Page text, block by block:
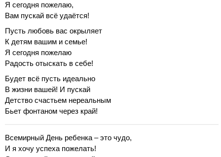
Я сегодня пожелаю,
Вам пускай всё удаётся!
Пусть любовь вас окрыляет
К детям вашим и семье!
Я сегодня пожелаю
Радость отыскать в себе!
Будет всё пусть идеально
В жизни вашей! И пускай
Детство счастьем нереальным
Бьет фонтаном через край!
Всемирный День ребенка – это чудо,
И я хочу успеха пожелать!